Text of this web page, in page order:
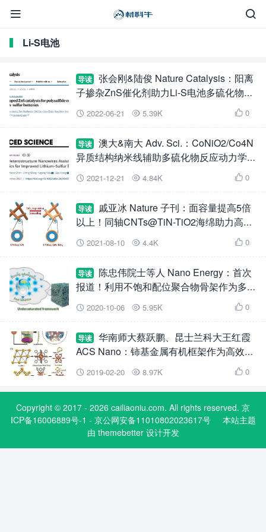


Li-S电池
导读
张会刚&陆俊 Nature Catalysis：阳离
子掺杂ZnS催化剂助力Li-S电池多硫化物转
化
 2022-06-21  5.39K  0
导读
澳大&南大 Adv. Sci.：CoNiO2/Co4N
异质结构纳米线辅助多硫化物反应动力学改
进Li-S电池
 2021-12-21  4.84K  0
导读
戚亚冰 Nature 子刊：面容量提高5倍
以上！同轴CNTs@TiN-TiO2海绵助力高性
能Li-S电池
 2021-08-10  4.4K  0
导读
陈忠伟院士等人 Nano Energy：首次
报道！利用不饱和配位聚合物骨架作为多功
能硫储层，构建高性能且耐用的锂-硫电池
 2020-10-06  5.95K  0
导读
华南师大蔡跃鹏、昆士兰科大王红霞
ACS Nano：铈基金属有机框架作为高效隔
膜涂层可催化多硫化物转化
 2019-02-20  8.97K  0
Copyright © 2017 - 2026 cailiaoniu.com. All rights reserved. 京
ICP备16006889号-1 - 京公网安备11010802023617号
本站主题
由 themebetter设计开发